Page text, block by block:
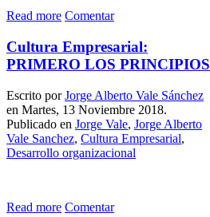
Read more Comentar
Cultura Empresarial:
PRIMERO LOS PRINCIPIOS
Escrito porJorge Alberto Vale Sánchez
en Martes, 13 Noviembre 2018.
Publicado en Jorge Vale, Jorge Alberto
Vale Sanchez, Cultura Empresarial,
Desarrollo organizacional
Read more Comentar